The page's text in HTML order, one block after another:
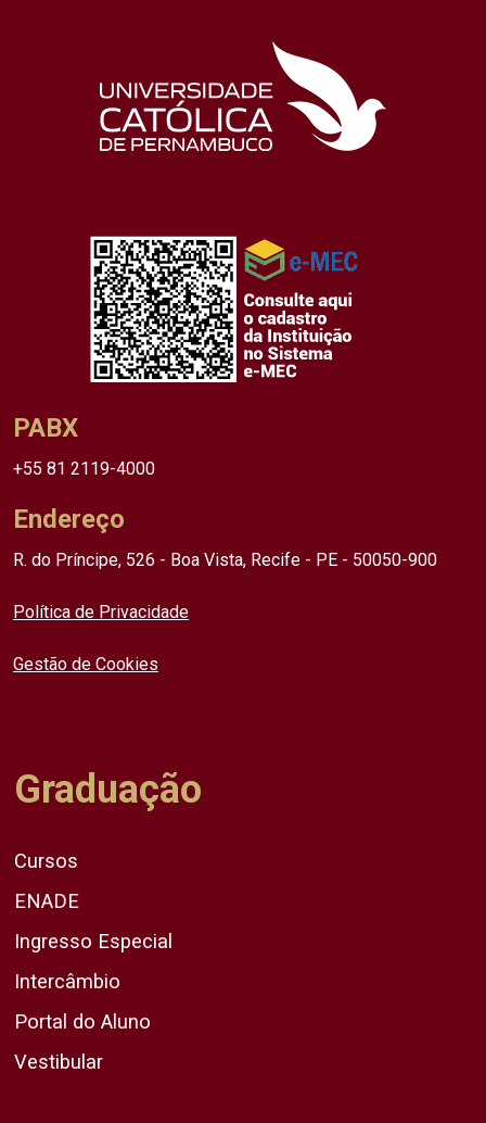
PABX
+55 81 2119-4000
Endereço
R. do Príncipe, 526 - Boa Vista, Recife - PE - 50050-900
Política de Privacidade
Gestão de Cookies
Graduação
Cursos
ENADE
Ingresso Especial
Intercâmbio
Portal do Aluno
Vestibular